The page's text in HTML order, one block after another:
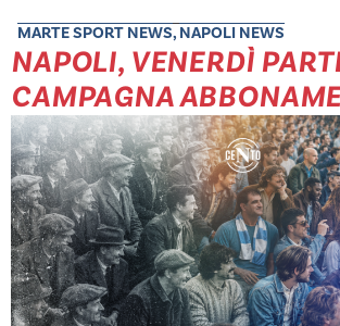
MARTE SPORT NEWS, NAPOLI NEWS
NAPOLI, VENERDÌ
CAMPAGNA